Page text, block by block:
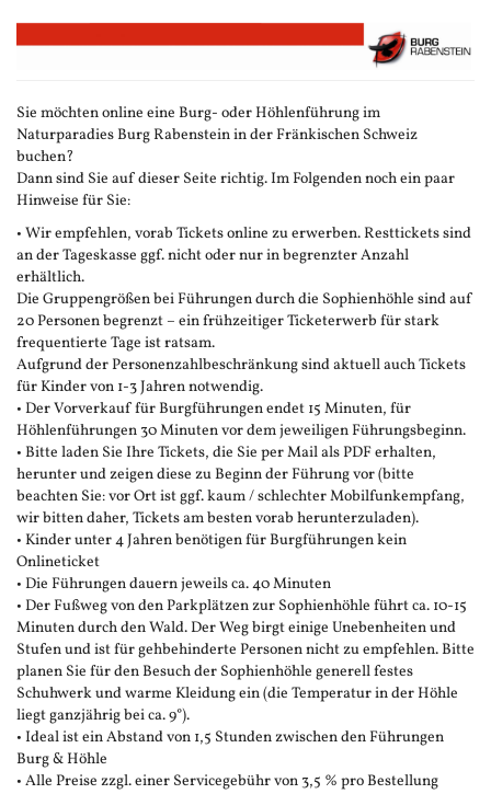
Zum
Haupt-
Sie möchten online eine Burg- oder Höhlenführung im
Naturparadies Burg Rabenstein in der Fränkischen Schweiz
buchen?
Dann sind Sie auf dieser Seite richtig. Im Folgenden noch ein paar
Hinweise für Sie:
• Wir empfehlen, vorab Tickets online zu erwerben. Resttickets sind
an der Tageskasse ggf. nicht oder nur in begrenzter Anzahl
erhältlich.
Die Gruppengrößen bei Führungen durch die Sophienhöhle sind auf
20 Personen begrenzt – ein frühzeitiger Ticketerwerb für stark
frequentierte Tage ist ratsam.
Aufgrund der Personenzahlbeschränkung sind aktuell auch Tickets
für Kinder von 1-3 Jahren notwendig.
• Der Vorverkauf für Burgführungen endet 15 Minuten, für
Höhlenführungen 30 Minuten vor dem jeweiligen Führungsbeginn.
• Bitte laden Sie Ihre Tickets, die Sie per Mail als PDF erhalten,
herunter und zeigen diese zu Beginn der Führung vor (bitte
beachten Sie: vor Ort ist ggf. kaum / schlechter Mobilfunkempfang,
wir bitten daher, Tickets am besten vorab herunterzuladen).
• Kinder unter 4 Jahren benötigen für Burgführungen kein
Onlineticket
• Die Führungen dauern jeweils ca. 40 Minuten
• Der Fußweg von den Parkplätzen zur Sophienhöhle führt ca. 10-15
Minuten durch den Wald. Der Weg birgt einige Unebenheiten und
Stufen und ist für gehbehinderte Personen nicht zu empfehlen. Bitte
planen Sie für den Besuch der Sophienhöhle generell festes
Schuhwerk und warme Kleidung ein (die Temperatur in der Höhle
liegt ganzjährig bei ca. 9°).
• Ideal ist ein Abstand von 1,5 Stunden zwischen den Führungen
Burg & Höhle
• Alle Preise zzgl. einer Servicegebühr von 3,5 % pro Bestellung